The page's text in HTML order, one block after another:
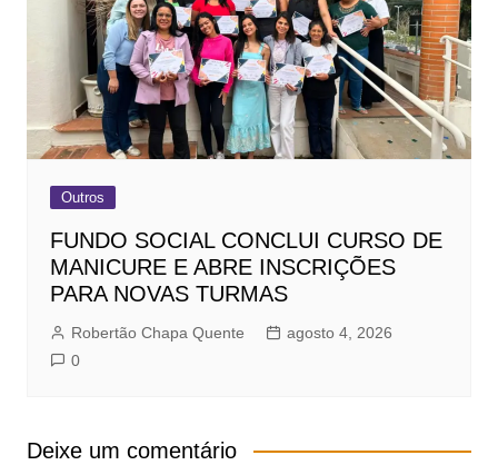
Outros
FUNDO SOCIAL CONCLUI CURSO DE
MANICURE E ABRE INSCRIÇÕES
PARA NOVAS TURMAS
Robertão Chapa Quente
agosto 4, 2026
0
Deixe um comentário